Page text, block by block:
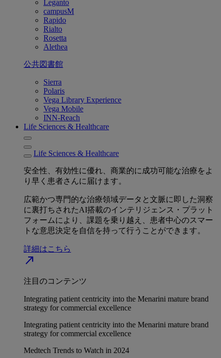
Leganto
campusM
Rapido
Rialto
Rosetta
Alethea
公共図書館
Sierra
Polaris
Vega Library Experience
Vega Mobile
INN-Reach
Life Sciences & Healthcare
Life Sciences & Healthcare
安全性、有効性に優れ、商業的に成功可能な治療をよ
り早く患者さんに届けます。
広範かつ専門的な治療領域データと文脈に即した洞察
に裏打ちされたAI搭載のインテリジェンス・プラット
フォームにより、課題を乗り越え、患者中心のスマー
トな意思決定を自信を持って行うことができます。
詳細はこちら
north_east
注目のコンテンツ
Integrating patient centricity into the Menarini mature brand
strategy for commercial excellence
Integrating patient centricity into the Menarini mature brand
strategy for commercial excellence
Medtech Trends to Watch in 2024